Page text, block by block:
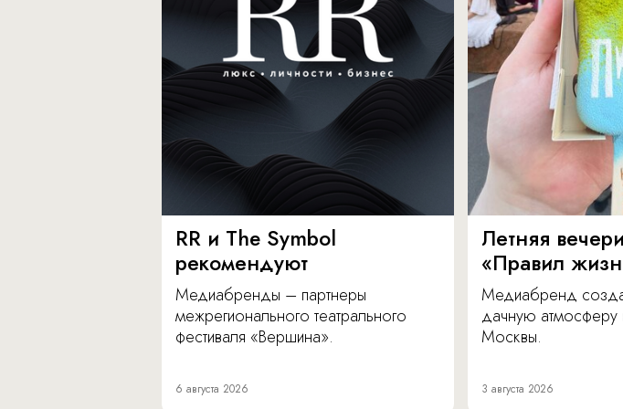
RR и The Symbol
рекомендуют
Медиабренды – партнеры
межрегионального театрального
фестиваля «Вершина».
6 августа 2026
Летняя
«Правил
Медиабренд
дачную атмосферу
Москвы.
3 августа 2026